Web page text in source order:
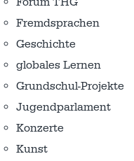
Fremdsprachen
Geschichte
globales Lernen
Grundschul-Projekte
Jugendparlament
Konzerte
Kunst